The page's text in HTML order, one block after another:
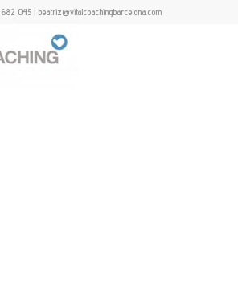
045 | beatriz@vitalcoachingbarcelona.com